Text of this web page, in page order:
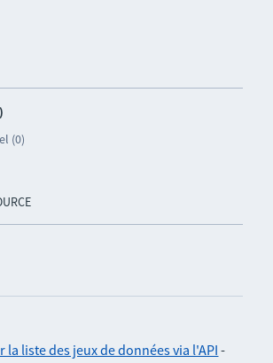
(0)
la liste des jeux de données via l'API -